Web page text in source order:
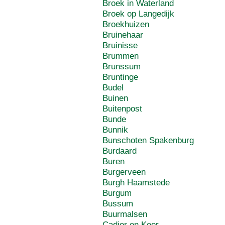
Broek in Waterland
Broek op Langedijk
Broekhuizen
Bruinehaar
Bruinisse
Brummen
Brunssum
Bruntinge
Budel
Buinen
Buitenpost
Bunde
Bunnik
Bunschoten Spakenburg
Burdaard
Buren
Burgerveen
Burgh Haamstede
Burgum
Bussum
Buurmalsen